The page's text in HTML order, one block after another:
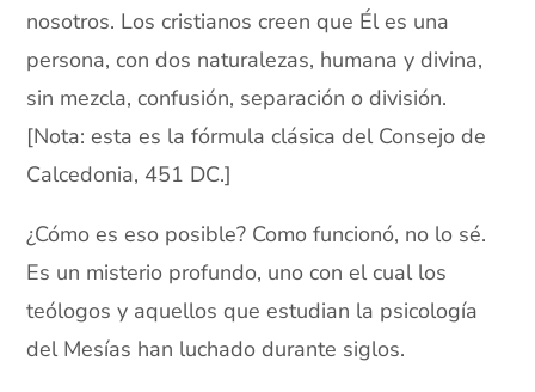
nosotros. Los cristianos creen que Él es una
persona, con dos naturalezas, humana y divina,
sin mezcla, confusión, separación o división.
[Nota: esta es la fórmula clásica del Consejo de
Calcedonia, 451 DC.]
¿Cómo es eso posible? Como funcionó, no lo sé.
Es un misterio profundo, uno con el cual los
teólogos y aquellos que estudian la psicología
del Mesías han luchado durante siglos.